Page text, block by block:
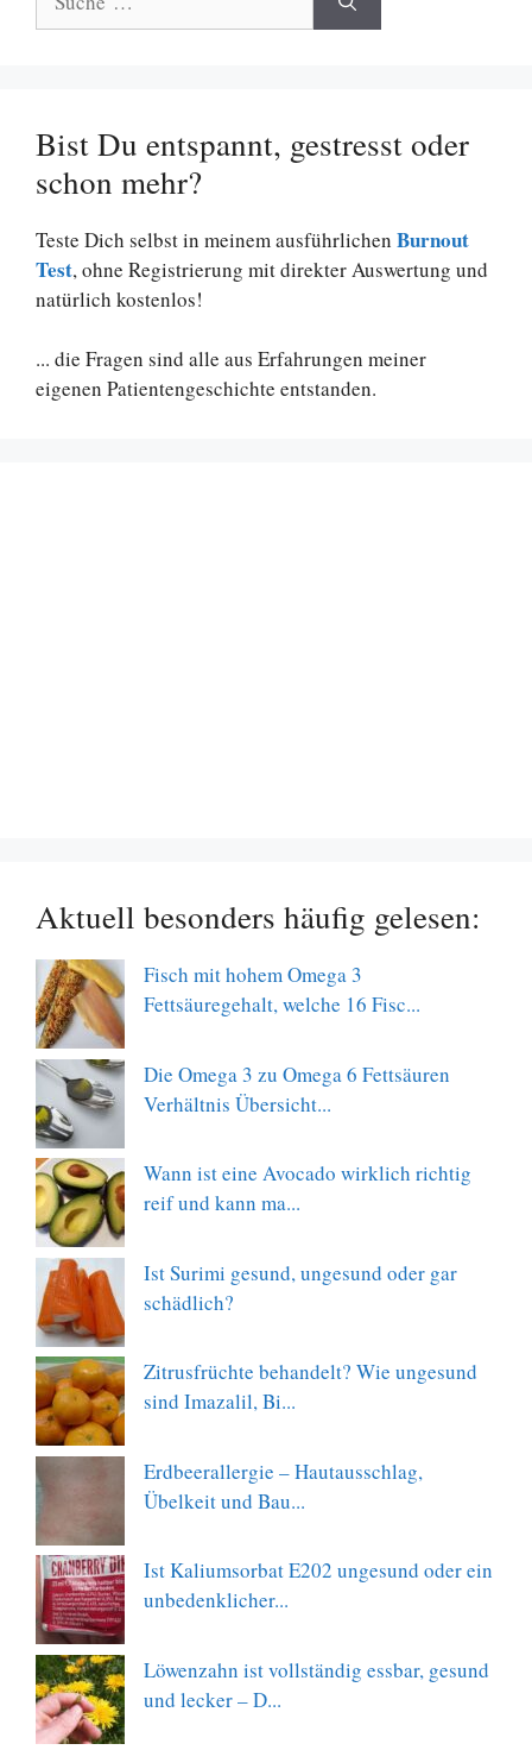
nach:
Bist Du entspannt, gestresst oder
schon mehr?
Teste Dich selbst in meinem ausführlichen Burnout
Test, ohne Registrierung mit direkter Auswertung und
natürlich kostenlos!
... die Fragen sind alle aus Erfahrungen meiner
eigenen Patientengeschichte entstanden.
Aktuell besonders häufig gelesen:
Fisch mit hohem Omega 3
Fettsäuregehalt, welche 16 Fisc...
Die Omega 3 zu Omega 6 Fettsäuren
Verhältnis Übersicht...
Wann ist eine Avocado wirklich richtig
reif und kann ma...
Ist Surimi gesund, ungesund oder gar
schädlich?
Zitrusfrüchte behandelt? Wie ungesund
sind Imazalil, Bi...
Erdbeerallergie – Hautausschlag,
Übelkeit und Bau...
Ist Kaliumsorbat E202 ungesund oder ein
unbedenklicher...
Löwenzahn ist vollständig essbar, gesund
und lecker – D...